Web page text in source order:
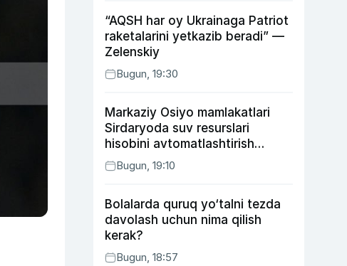
“AQSH har oy Ukrainaga Patriot
raketalarini yetkazib beradi” —
Zelenskiy
Bugun, 19:30
Markaziy Osiyo mamlakatlari
Sirdaryoda suv resurslari
hisobini avtomatlashtirish
rejasini ishlab chiqishni
ma’qulladi
Bugun, 19:10
Bolalarda quruq yo‘talni tezda
davolash uchun nima qilish
kerak?
Bugun, 18:57